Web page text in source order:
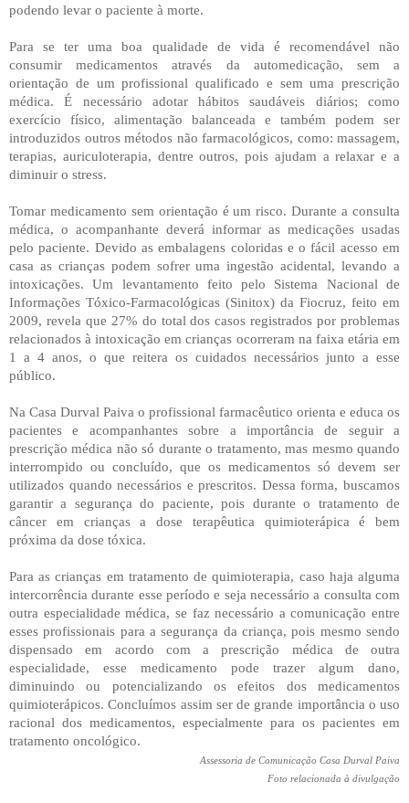
podendo levar o paciente à morte.
Para se ter uma boa qualidade de vida é recomendável não
consumir medicamentos através da automedicação, sem a
orientação de um profissional qualificado e sem uma prescrição
médica. É necessário adotar hábitos saudáveis diários; como
exercício físico, alimentação balanceada e também podem ser
introduzidos outros métodos não farmacológicos, como: massagem,
terapias, auriculoterapia, dentre outros, pois ajudam a relaxar e a
diminuir o stress.
Tomar medicamento sem orientação é um risco. Durante a consulta
médica, o acompanhante deverá informar as medicações usadas
pelo paciente. Devido as embalagens coloridas e o fácil acesso em
casa as crianças podem sofrer uma ingestão acidental, levando a
intoxicações. Um levantamento feito pelo Sistema Nacional de
Informações Tóxico-Farmacológicas (Sinitox) da Fiocruz, feito em
2009, revela que 27% do total dos casos registrados por problemas
relacionados à intoxicação em crianças ocorreram na faixa etária em
1 a 4 anos, o que reitera os cuidados necessários junto a esse
público.
Na Casa Durval Paiva o profissional farmacêutico orienta e educa os
pacientes e acompanhantes sobre a importância de seguir a
prescrição médica não só durante o tratamento, mas mesmo quando
interrompido ou concluído, que os medicamentos só devem ser
utilizados quando necessários e prescritos. Dessa forma, buscamos
garantir a segurança do paciente, pois durante o tratamento de
câncer em crianças a dose terapêutica quimioterápica é bem
próxima da dose tóxica.
Para as crianças em tratamento de quimioterapia, caso haja alguma
intercorrência durante esse período e seja necessário a consulta com
outra especialidade médica, se faz necessário a comunicação entre
esses profissionais para a segurança da criança, pois mesmo sendo
dispensado em acordo com a prescrição médica de outra
especialidade, esse medicamento pode trazer algum dano,
diminuindo ou potencializando os efeitos dos medicamentos
quimioterápicos. Concluímos assim ser de grande importância o uso
racional dos medicamentos, especialmente para os pacientes em
tratamento oncológico.
Assessoria de Comunicação Casa Durval Paiva
Foto relacionada à divulgação